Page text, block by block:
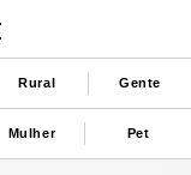
Rural Gente
Mulher Pet